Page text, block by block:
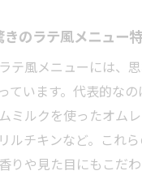
のラテ風メニュー
テ風メニューには、
ています。代表的な
ミルクを使ったオム
ルチキンなど。これ
りや見た目にもこだ